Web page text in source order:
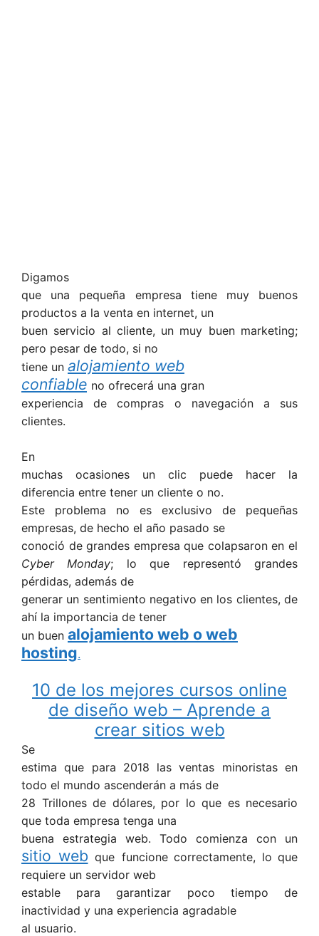
Digamos
que una pequeña empresa tiene muy buenos
productos a la venta en internet, un
buen servicio al cliente, un muy buen marketing;
pero pesar de todo, si no
tiene un alojamiento web
confiable no ofrecerá una gran
experiencia de compras o navegación a sus
clientes.
En
muchas ocasiones un clic puede hacer la
diferencia entre tener un cliente o no.
Este problema no es exclusivo de pequeñas
empresas, de hecho el año pasado se
conoció de grandes empresa que colapsaron en el
Cyber ​​Monday; lo que representó grandes
pérdidas, además de
generar un sentimiento negativo en los clientes, de
ahí la importancia de tener
un buen alojamiento web o web
hosting.
10 de los mejores cursos online
de diseño web – Aprende a
crear sitios web
Se
estima que para 2018 las ventas minoristas en
todo el mundo ascenderán a más de
28 Trillones de dólares, por lo que es necesario
que toda empresa tenga una
buena estrategia web. Todo comienza con un
sitio web que funcione correctamente, lo que
requiere un servidor web
estable para garantizar poco tiempo de
inactividad y una experiencia agradable
al usuario.